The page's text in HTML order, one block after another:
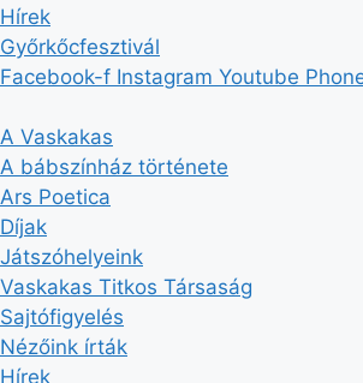
Hírek
Győrkőcfesztivál
Facebook-f Instagram Youtube
A Vaskakas
A bábszínház története
Ars Poetica
Díjak
Játszóhelyeink
Vaskakas Titkos Társaság
Sajtófigyelés
Nézőink írták
Hírek